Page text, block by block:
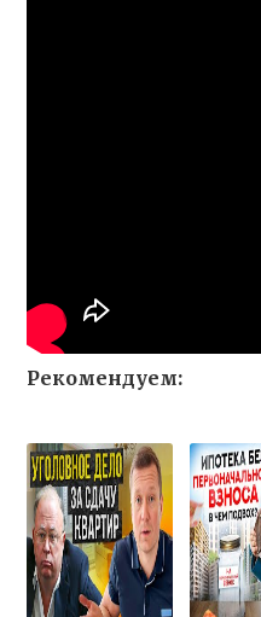
Рекомендуем: